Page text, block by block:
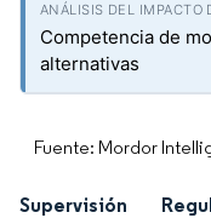
Competencia de
alternativas
Fuente: Mordor
Supervisión